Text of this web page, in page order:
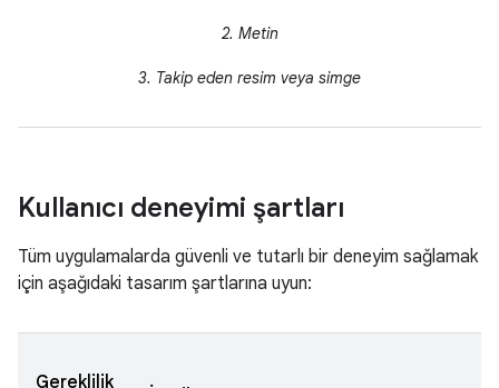
2. Metin
3. Takip eden resim veya simge
Kullanıcı deneyimi şartları
Tüm uygulamalarda güvenli ve tutarlı bir deneyim sağlamak
için aşağıdaki tasarım şartlarına uyun:
Gereklilik